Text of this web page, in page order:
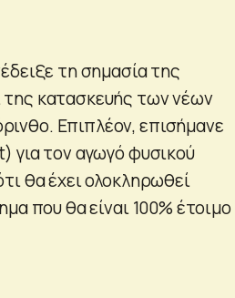
τη σημασία της
της κατασκευής των νέων
Επιπλέον, επισήμανε
για τον αγωγό φυσικού
θα έχει ολοκληρωθεί
που θα είναι 100% έτοιμο